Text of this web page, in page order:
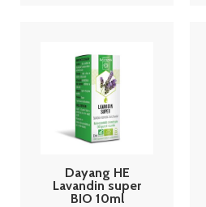
Dayang HE
Lavandin super
BIO 10ml